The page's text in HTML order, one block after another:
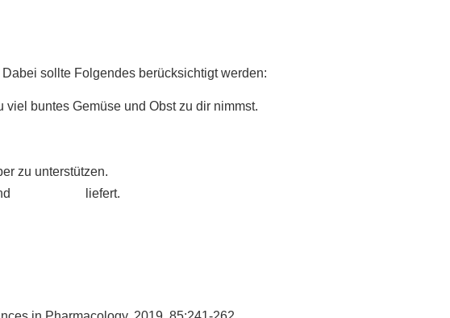
sollte Folgendes berücksichtigt werden:
buntes Gemüse und Obst zu dir nimmst.
zu unterstützen.
liefert.